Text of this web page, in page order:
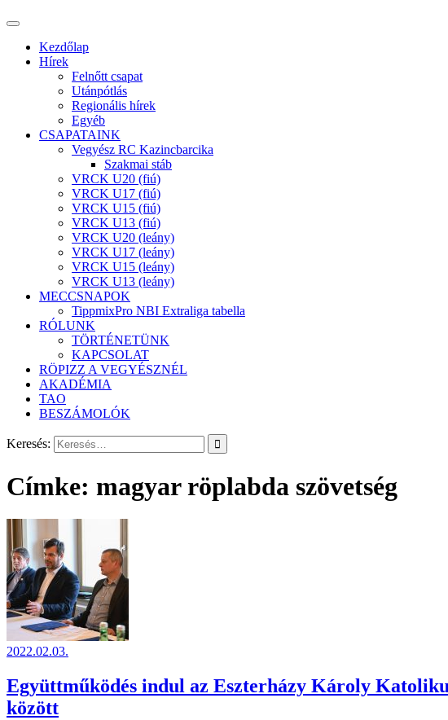
Kezdőlap
Hírek
Felnőtt csapat
Utánpótlás
Regionális hírek
Egyéb
CSAPATAINK
Vegyész RC Kazincbarcika
Szakmai stáb
VRCK U20 (fiú)
VRCK U17 (fiú)
VRCK U15 (fiú)
VRCK U13 (fiú)
VRCK U20 (leány)
VRCK U17 (leány)
VRCK U15 (leány)
VRCK U13 (leány)
MECCSNAPOK
TippmixPro NBI Extraliga tabella
RÓLUNK
TÖRTÉNETÜNK
KAPCSOLAT
RÖPIZZ A VEGYÉSZNÉL
AKADÉMIA
TAO
BESZÁMOLÓK
Keresés:
Címke: magyar röplabda szövetség
2022.02.03.
Együttműködés indul az Eszterházy Károly
között